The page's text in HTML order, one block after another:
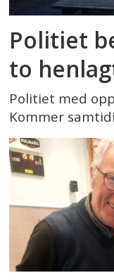
Politiet
to
Politiet med
Kommer